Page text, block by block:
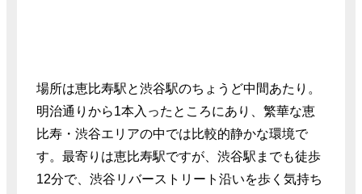
場所は恵比寿駅と渋谷駅のちょうど中間あたり。
明治通りから1本入ったところにあり、繁華な恵
比寿・渋谷エリアの中では比較的静かな環境で
す。最寄りは恵比寿駅ですが、渋谷駅までも徒歩
12分で、渋谷リバーストリート沿いを歩く気持ち